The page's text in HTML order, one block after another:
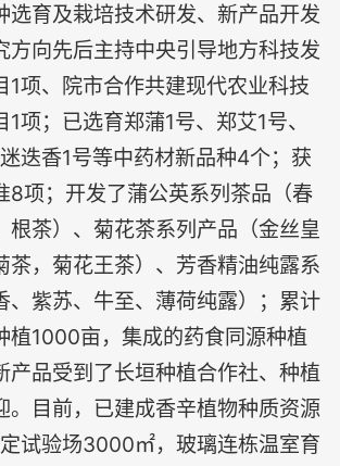
选育及栽培技术研发、新产品开发
方向先后主持中央引导地方科技发
1项、院市合作共建现代农业科技
项；已选育郑蒲1号、郑艾1号、
迭香1号等中药材新品种4个；获
8项；开发了蒲公英系列茶品（春
根茶）、菊花茶系列产品（金丝皇
茶，菊花王茶）、芳香精油纯露系
、紫苏、牛至、薄荷纯露）；累计
植1000亩，集成的药食同源种植
产品受到了长垣种植合作社、种植
。目前，已建成香辛植物种质资源
试验场3000㎡，玻璃连栋温室育